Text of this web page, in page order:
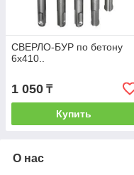
СВЕРЛО-БУР по бетону
6х410..
1 050 ₸
Купить
О нас